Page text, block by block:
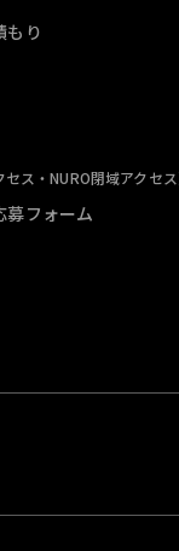
もり
セス・NURO閉域アクセス
募フォーム